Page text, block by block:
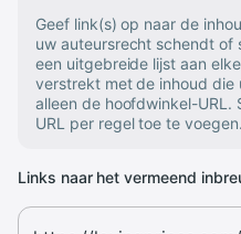
Geef link(s) op naar de
uw auteursrecht schendt of
een uitgebreide lijst aan
verstrekt met de inhoud die
alleen de hoofdwinkel-URL.
URL per regel toe te voegen.
Links naar het vermeend